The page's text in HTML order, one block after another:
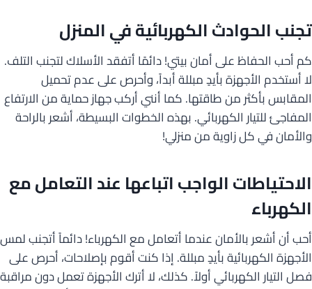
تجنب الحوادث الكهربائية في المنزل
كم أحب الحفاظ على أمان بيتي! دائمًا أتفقد الأسلاك لتجنب التلف.
لا أستخدم الأجهزة بأيدٍ مبللة أبداً، وأحرص على عدم تحميل
المقابس بأكثر من طاقتها. كما أنني أركب جهاز حماية من الارتفاع
المفاجئ للتيار الكهربائي. بهذه الخطوات البسيطة، أشعر بالراحة
والأمان في كل زاوية من منزلي!
الاحتياطات الواجب اتباعها عند التعامل مع
الكهرباء
أحب أن أشعر بالأمان عندما أتعامل مع الكهرباء! دائماً أتجنب لمس
الأجهزة الكهربائية بأيدٍ مبللة. إذا كنت أقوم بإصلاحات، أحرص على
فصل التيار الكهربائي أولاً. كذلك، لا أترك الأجهزة تعمل دون مراقبة